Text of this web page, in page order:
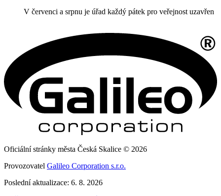
V červenci a srpnu je úřad každý pátek pro veřejnost uzavřen
Oficiální stránky města Česká Skalice © 2026
Provozovatel Galileo Corporation s.r.o.
Poslední aktualizace: 6. 8. 2026